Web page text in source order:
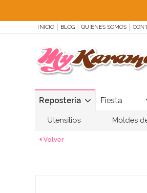
INICIO BLOG QUIÉNES SOMOS
Repostería Fiesta
Utensilios Moldes
Volver